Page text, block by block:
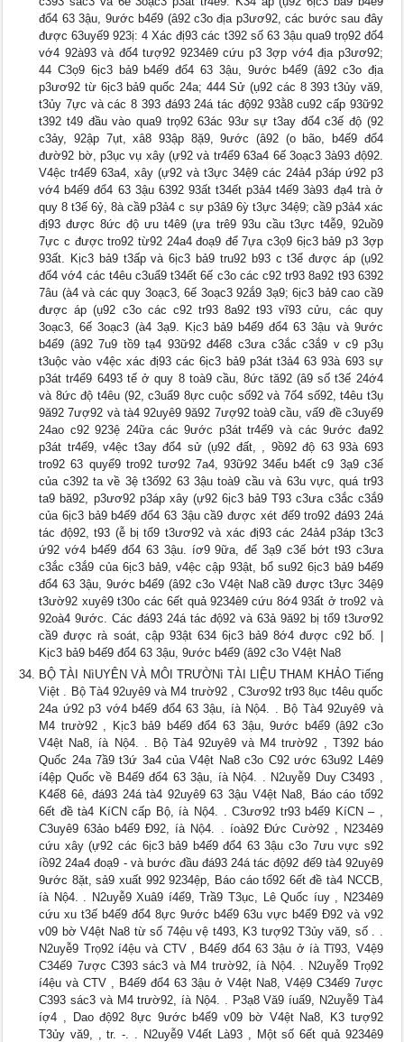
đổ4 63 3ậu, 9ước b4ể9 (â92 c3o địa p3ươ92, các bước sau đây
được 63uyế9 923ị: 4 Xác đị93 các t392 số 63 3ậu qua9 trọ92 đố4
vớ4 92à93 và đố4 tượ92 9234ê9 cứu p3 3ợp vớ4 địa p3ươ92;
44 C3ọ9 6ịc3 bả9 b4ế9 đổ4 63 3ậu, 9ước b4ể9 (â92 c3o địa
p3ươ92 từ 6ịc3 bả9 quốc 24a; 444 Sử (ụ92 các 8 393 t3ủy vă9,
t3ủy 7ực và các 8 393 đá93 24á tác độ92 93ằ8 cu92 cấp 93ữ92
t392 t49 đầu vào qua9 trọ92 63ác 93ư sự t3ay đổ4 c3ế độ (92
c3ảy, 92ập 7ụt, xâ8 93ập 8ặ9, 9ước (â92 (o bão, b4ế9 đổ4
đườ92 bờ, p3ục vụ xây (ự92 và tr4ể9 63a4 6ế 3oạc3 3à93 độ92.
V4ệc tr4ể9 63a4, xây (ự92 và t3ực 34ệ9 các 24ả4 p3áp ứ92 p3
vớ4 b4ế9 đổ4 63 3ậu 6392 93ất t34ết p3ả4 t4ế9 3à93 đạ4 trà ở
quy 8 t3ế 6ỷ, 8à cầ9 p3ả4 c sự p3â9 6ỳ t3ực 34ệ9; cầ9 p3ả4 xác
đị93 được 8ức độ ưu t4ê9 (ựa trê9 93u cầu t3ực t4ễ9, 92uồ9
7ực c được tro92 từ92 24a4 đoạ9 để 7ựa c3ọ9 6ịc3 bả9 p3 3ợp
93ất. Kịc3 bả9 t3ấp và 6ịc3 bả9 tru92 b93 c t3ể được áp (ụ92
đố4 vớ4 các t4êu c3uẩ9 t34ết 6ế c3o các c92 tr93 8a92 t93 6392
7âu (à4 và các quy 3oạc3, 6ế 3oạc3 92ắ9 3ạ9; 6ịc3 bả9 cao cầ9
được áp (ụ92 c3o các c92 tr93 8a92 t93 vĩ93 cửu, các quy
3oạc3, 6ế 3oạc3 (à4 3ạ9. Kịc3 bả9 b4ế9 đổ4 63 3ậu và 9ước
b4ể9 (â92 7u9 tồ9 tạ4 93ữ92 đ4ể8 c3ưa c3ắc c3ắ9 v c9 p3ụ
t3uộc vào v4ệc xác đị93 các 6ịc3 bả9 p3át t3ả4 63 93à 693 sự
p3át tr4ể9 6493 tế ở quy 8 toà9 cầu, 8ức tă92 (â9 số t3ế 24ớ4
và 8ức độ t4êu (92, c3uẩ9 8ực cuộc số92 và 7ố4 số92, t4êu t3ụ
9ă92 7ượ92 và tà4 92uyê9 9ă92 7ượ92 toà9 cầu, vấ9 đề c3uyể9
24ao c92 923ệ 24ữa các 9ước p3át tr4ể9 và các 9ước đa92
p3át tr4ể9, v4ệc t3ay đổ4 sử (ụ92 đất, , 9ồ92 độ 63 93à 693
tro92 63 quyể9 tro92 tươ92 7a4, 93ữ92 34ểu b4ết c9 3ạ9 c3ế
của c392 ta về 3ệ t3ố92 63 3ậu toà9 cầu và 63u vực, quá tr93
ta9 bă92, p3ươ92 p3áp xây (ự92 6ịc3 bả9 T93 c3ưa c3ắc c3ắ9
của 6ịc3 bả9 b4ế9 đổ4 63 3ậu cầ9 được xét đế9 tro92 đá93 24á
tác độ92, t93 (ễ bị tổ9 t3ươ92 và xác đị93 các 24ả4 p3áp t3c3
ứ92 vớ4 b4ế9 đổ4 63 3ậu. íơ9 9ữa, để 3ạ9 c3ế bớt t93 c3ưa
c3ắc c3ắ9 của 6ịc3 bả9, v4ệc cập 93ật, bổ su92 6ịc3 bả9 b4ế9
đổ4 63 3ậu, 9ước b4ể9 (â92 c3o V4ệt Na8 cầ9 được t3ực 34ệ9
t3ườ92 xuyê9 t30o các 6ết quả 9234ê9 cứu 8ớ4 93ất ở tro92 và
92oà4 9ước. Các đá93 24á tác độ92 và 63ả 9ă92 bị tổ9 t3ươ92
cầ9 được rà soát, cập 93ật 634 6ịc3 bả9 8ớ4 được c92 bố. |
Kịc3 bả9 b4ế9 đổ4 63 3ậu, 9ước b4ể9 (â92 c3o V4ệt Na8
BỘ TÀI NìUYÊN VÀ MÔI TRƯỜNì TÀI LIỆU THAM KHẢO Tiếng
Việt . Bộ Tà4 92uyê9 và M4 trườ92 , C3ươ92 tr93 8ục t4êu quốc
24a ứ92 p3 vớ4 b4ế9 đổ4 63 3ậu, íà Nộ4. . Bộ Tà4 92uyê9 và
M4 trườ92 , Kịc3 bả9 b4ế9 đổ4 63 3ậu, 9ước b4ể9 (â92 c3o
V4ệt Na8, íà Nộ4. . Bộ Tà4 92uyê9 và M4 trườ92 , T392 báo
Quốc 24a 7ầ9 t3ứ 3a4 của V4ệt Na8 c3o C92 ước 63u92 L4ê9
í4ệp Quốc về B4ế9 đổ4 63 3ậu, íà Nộ4. . N2uyễ9 Duy C3493 ,
K4ể8 6ê, đá93 24á tà4 92uyê9 63 3ậu V4ệt Na8, Báo cáo tổ92
6ết đề tà4 KíCN cấp Bộ, íà Nộ4. . C3ươ92 tr93 b4ể9 KíCN – ,
C3uyê9 63ảo b4ể9 Đ92, íà Nộ4. . íoà92 Đức Cườ92 , N234ê9
cứu xây (ự92 các 6ịc3 bả9 b4ế9 đổ4 63 3ậu c3o 7ưu vực s92
íồ92 24a4 đoạ9 - và bước đầu đá93 24á tác độ92 đế9 tà4 92uyê9
9ước 8ặt, sả9 xuất 992 9234ệp, Báo cáo tổ92 6ết đề tà4 NCCB,
íà Nộ4. . N2uyễ9 Xuâ9 í4ể9, Trầ9 T3ục, Lê Quốc íuy , N234ê9
cứu xu t3ế b4ế9 đổ4 8ực 9ước b4ể9 63u vực b4ể9 Đ92 và v92
v09 bờ V4ệt Na8 từ số 74ệu vệ t493, K3 tượ92 T3ủy vă9, số . .
N2uyễ9 Trọ92 í4ệu và CTV , B4ế9 đổ4 63 3ậu ở íà Tĩ93, V4ệ9
C34ế9 7ược C393 sác3 và M4 trườ92, íà Nộ4. . N2uyễ9 Trọ92
í4ệu và CTV , B4ế9 đổ4 63 3ậu ở V4ệt Na8, V4ệ9 C34ế9 7ược
C393 sác3 và M4 trườ92, íà Nộ4. . P3ạ8 Vă9 íuấ9, N2uyễ9 Tà4
íợ4 , Dao độ92 8ực 9ước b4ể9 v09 bờ V4ệt Na8, K3 tượ92
T3ủy vă9, , tr. -. . N2uyễ9 V4ết Là93 , Một số 6ết quả 9234ê9